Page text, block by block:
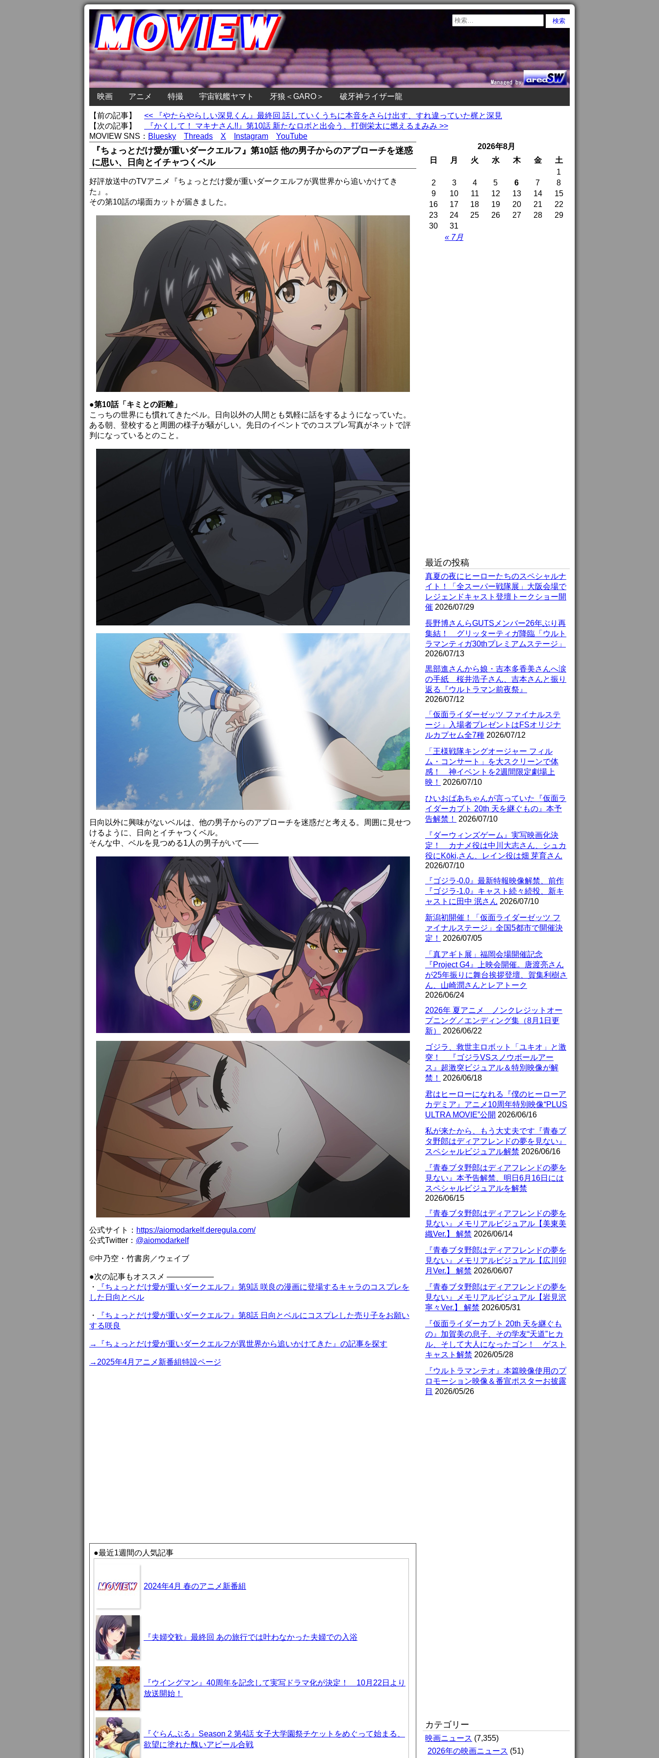
映画 アニメ 特撮 宇宙戦艦ヤマト 牙狼＜GARO＞ 破牙神ライザー龍
【前の記事】 << 『やたらやらしい深見くん』最終回 話していくうちに本音をさらけ出す、すれ違っていた梶と深見
【次の記事】
『かくして！ マキナさん!!』第10話 新たなロボと出会う、打倒栄太に燃えるまみみ >>
MOVIEW SNS： Bluesky Threads X Instagram YouTube
『ちょっとだけ愛が重いダークエルフ』第10話 他の男子からのアプローチを迷惑
に思い、日向とイチャつくベル
好評放送中のTVアニメ『ちょっとだけ愛が重いダークエルフが異世界から追いかけてき
た』。
その第10話の場面カットが届きました。
●第10話「キミとの距離」
こっちの世界にも慣れてきたベル。日向以外の人間とも気軽に話をするようになっていた。
ある朝、登校すると周囲の様子が騒がしい。先日のイベントでのコスプレ写真がネットで評
判になっているとのこと。
日向以外に興味がないベルは、他の男子からのアプローチを迷惑だと考える。周囲に見せつ
けるように、日向とイチャつくベル。
そんな中、ベルを見つめる1人の男子がいて――
公式サイト： https://aiomodarkelf.deregula.com/
公式Twitter： @aiomodarkelf
©中乃空・竹書房／ウェイブ
●次の記事もオススメ ——————
・
『ちょっとだけ愛が重いダークエルフ』第9話 咲良の漫画に登場するキャラのコスプレを
した日向とベル
・
『ちょっとだけ愛が重いダークエルフ』第8話 日向とベルにコスプレした売り子をお願い
する咲良
→『ちょっとだけ愛が重いダークエルフが異世界から追いかけてきた』の記事を探す
→2025年4月アニメ新番組特設ページ
●最近1週間の人気記事
2024年4月 春のアニメ新番組
『夫婦交歓』最終回 あの旅行では叶わなかった夫婦での入浴
『ウイングマン』40周年を記念して実写ドラマ化が決定！ 10月22日より
放送開始！
『ぐらんぶる』Season 2 第4話 女子大学園祭チケットをめぐって始まる、
欲望に塗れた醜いアピール合戦
2026年8月
日
月 火 水 木 金 土
« 7月
1
2
3 4 5 6 7
8
9
10 11 12 13 14
15
16
17 18 19 20 21
22
23
24 25 26 27 28
29
30
31
最近の投稿
真夏の夜にヒーローたちのスペシャルナ
イト！「全スーパー戦隊展」大阪会場で
レジェンドキャスト登壇トークショー開
催 2026/07/29
長野博さんらGUTSメンバー26年ぶり再
集結！ グリッターティガ降臨「ウルト
ラマンティガ30thプレミアムステージ」
2026/07/13
黒部進さんから娘・吉本多香美さんへ涙
の手紙 桜井浩子さん、吉本さんと振り
返る『ウルトラマン前夜祭』
2026/07/12
「仮面ライダーゼッツ ファイナルステ
ージ」入場者プレゼントはFSオリジナ
ルカプセム全7種 2026/07/12
「王様戦隊キングオージャー フィル
ム・コンサート」を大スクリーンで体
感！ 神イベントを2週間限定劇場上
映！
2026/07/10
ひいおばあちゃんが言っていた『仮面ラ
イダーカブト 20th 天を継ぐもの』本予
告解禁！
2026/07/10
『ダーウィンズゲーム』実写映画化決
定！ カナメ役は中川大志さん、シュカ
役にKōki,さん、レイン役は畑 芽育さん
2026/07/10
『ゴジラ-0.0』最新特報映像解禁、前作
『ゴジラ-1.0』キャスト続々続投、新キ
ャストに田中 泯さん 2026/07/10
新潟初開催！「仮面ライダーゼッツ フ
ァイナルステージ」全国5都市で開催決
定！
2026/07/05
「真アギト展」福岡会場開催記念
『Project G4』上映会開催。唐渡亮さん
が25年振りに舞台挨拶登壇、賀集利樹さ
ん、山崎潤さんとレアトーク
2026/06/24
2026年 夏アニメ ノンクレジットオー
プニング／エンディング集（8月1日更
新）
2026/06/22
ゴジラ、救世主ロボット「ユキオ」と激
突！ 『ゴジラVSスノウボールアー
ス』超激突ビジュアル＆特別映像が解
禁！
2026/06/18
君はヒーローになれる『僕のヒーローア
カデミア』アニメ10周年特別映像“PLUS
ULTRA MOVIE”公開 2026/06/16
私が来たから、もう大丈夫です『青春ブ
タ野郎はディアフレンドの夢を見ない』
スペシャルビジュアル解禁 2026/06/16
『青春ブタ野郎はディアフレンドの夢を
見ない』本予告解禁、明日6月16日には
スペシャルビジュアルを解禁
2026/06/15
『青春ブタ野郎はディアフレンドの夢を
見ない』メモリアルビジュアル【美東美
織Ver.】 解禁 2026/06/14
『青春ブタ野郎はディアフレンドの夢を
見ない』メモリアルビジュアル【広川卯
月Ver.】 解禁 2026/06/07
『青春ブタ野郎はディアフレンドの夢を
見ない』メモリアルビジュアル【岩見沢
寧々Ver.】 解禁 2026/05/31
『仮面ライダーカブト 20th 天を継ぐも
の』加賀美の息子、その学友“天道”ヒカ
ル、そして大人になったゴン！ ゲスト
キャスト解禁 2026/05/28
『ウルトラマンテオ』本篇映像使用のプ
ロモーション映像＆番宣ポスターお披露
目 2026/05/26
カテゴリー
映画ニュース (7,355)
2026年の映画ニュース (51)